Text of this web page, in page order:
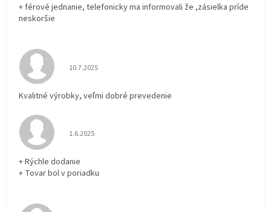
+ férové jednanie, telefonicky ma informovali že ,zásielka príde
neskoršie
Hodnotenie obchodu je 5 z 5 hviezdičiek.
10.7.2025
Kvalitné výrobky, veľmi dobré prevedenie
Hodnotenie obchodu je 5 z 5 hviezdičiek.
1.6.2025
+ Rýchle dodanie
+ Tovar bol v poriadku